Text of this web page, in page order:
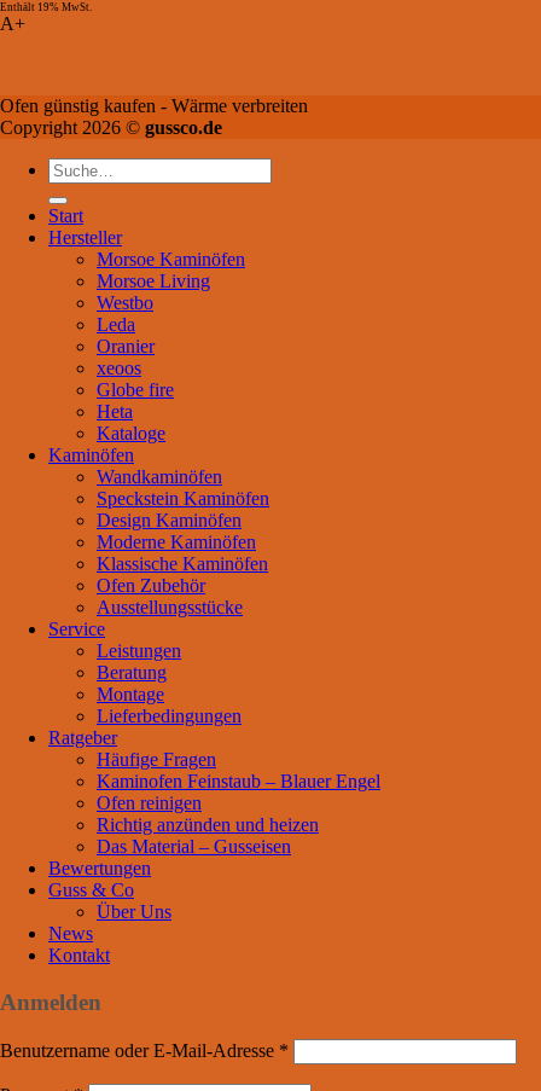
Enthält 19% MwSt.
A+
Ofen günstig kaufen - Wärme verbreiten
Copyright 2026 © gussco.de
Suche
nach:
Start
Hersteller
Morsoe Kaminöfen
Morsoe Living
Westbo
Leda
Oranier
xeoos
Globe fire
Heta
Kataloge
Kaminöfen
Wandkaminöfen
Speckstein Kaminöfen
Design Kaminöfen
Moderne Kaminöfen
Klassische Kaminöfen
Ofen Zubehör
Ausstellungsstücke
Service
Leistungen
Beratung
Montage
Lieferbedingungen
Ratgeber
Häufige Fragen
Kaminofen Feinstaub – Blauer Engel
Ofen reinigen
Richtig anzünden und heizen
Das Material – Gusseisen
Bewertungen
Guss & Co
Über Uns
News
Kontakt
Anmelden
Benutzername oder E-Mail-Adresse *